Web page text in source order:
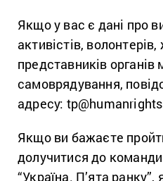
Якщо у вас є дані про
активістів, волонтерів,
представників органів
самоврядування,
адресу:
Якщо ви бажаєте
долучитися до команди
“Україна. П’ята